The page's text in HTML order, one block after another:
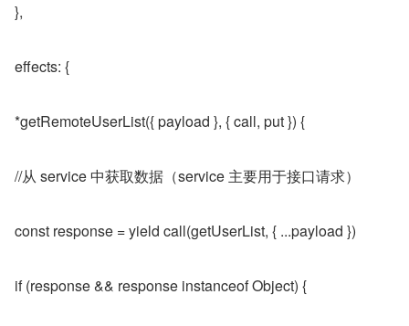
},
effects: {
*getRemoteUserList({ payload }, { call, put }) {
//从 service 中获取数据（service 主要用于接口请求）
const response = yield call(getUserList, { ...payload })
if (response && response instanceof Object) {